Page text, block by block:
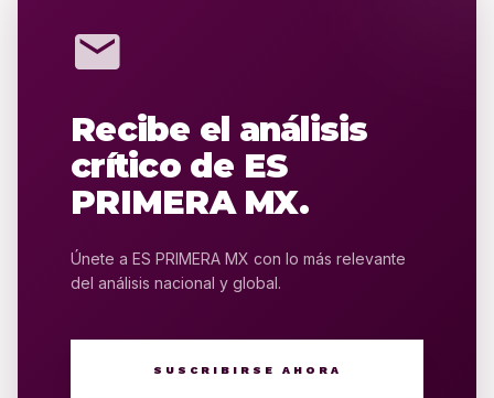
mail
Recibe el análisis
crítico de ES
PRIMERA MX.
Únete a ES PRIMERA MX con lo más relevante
del análisis nacional y global.
SUSCRIBIRSE AHORA